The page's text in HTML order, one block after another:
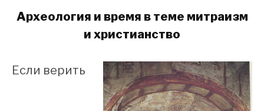
Археология и время в теме митраизм
и христианство
Если верить